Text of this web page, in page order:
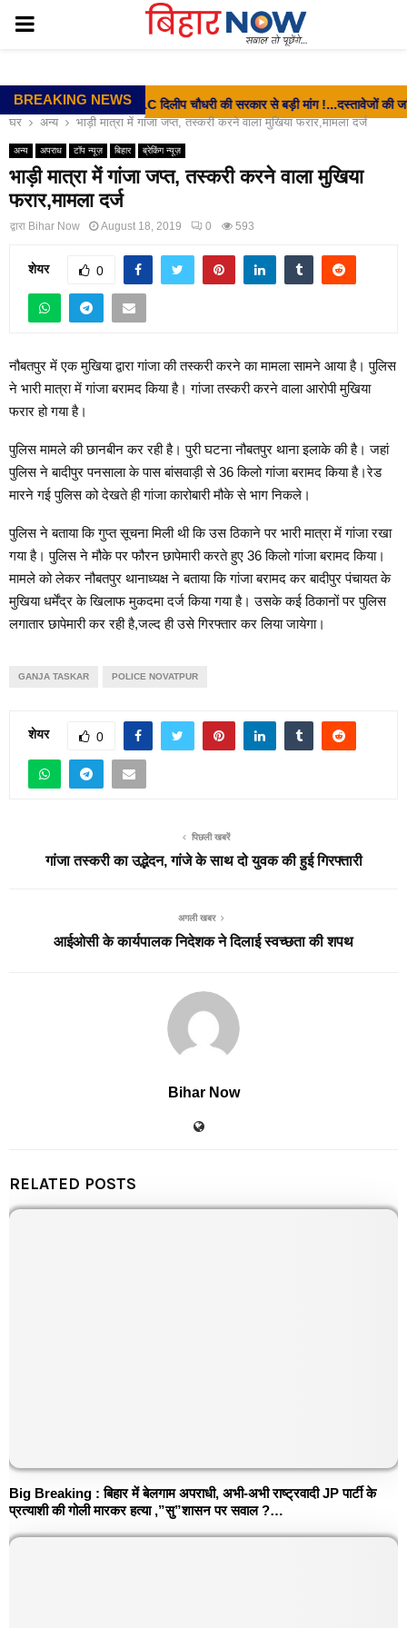
PRIMARY
BREAKING NEWS
⇝ EX- MLC दिलीप चौधरी की सरकार से बड़ी मांग !...दस्तावेजों की जांच
घर अन्य भाड़ी मात्रा में गांजा जप्त, तस्करी करने वाला मुखिया फरार,मामला दर्ज
अन्य अपराध टॉप न्यूज़ बिहार ब्रेकिंग न्यूज़
भाड़ी मात्रा में गांजा जप्त, तस्करी करने वाला मुखिया
फरार,मामला दर्ज
द्वारा Bihar Now August 18, 2019 0 593
शेयर 0
नौबतपुर में एक मुखिया द्वारा गांजा की तस्करी करने का मामला सामने आया है। पुलिस
ने भारी मात्रा में गांजा बरामद किया है। गांजा तस्करी करने वाला आरोपी मुखिया
फरार हो गया है।
पुलिस मामले की छानबीन कर रही है। पुरी घटना नौबतपुर थाना इलाके की है। जहां
पुलिस ने बादीपुर पनसाला के पास बांसवाड़ी से 36 किलो गांजा बरामद किया है।रेड
मारने गई पुलिस को देखते ही गांजा कारोबारी मौके से भाग निकले।
पुलिस ने बताया कि गुप्त सूचना मिली थी कि उस ठिकाने पर भारी मात्रा में गांजा रखा
गया है। पुलिस ने मौके पर फौरन छापेमारी करते हुए 36 किलो गांजा बरामद किया।
मामले को लेकर नौबतपुर थानाध्यक्ष ने बताया कि गांजा बरामद कर बादीपुर पंचायत के
मुखिया धर्मेंद्र के खिलाफ मुकदमा दर्ज किया गया है। उसके कई ठिकानों पर पुलिस
लगातार छापेमारी कर रही है,जल्द ही उसे गिरफ्तार कर लिया जायेगा।
GANJA TASKAR POLICE NOVATPUR
शेयर 0
पिछली खबरें
गांजा तस्करी का उद्भेदन, गांजे के साथ दो युवक की हुई गिरफ्तारी
अगली खबर
आईओसी के कार्यपालक निदेशक ने दिलाई स्वच्छता की शपथ
Bihar Now
RELATED POSTS
Big Breaking : बिहार में बेलगाम अपराधी, अभी-अभी राष्ट्रवादी JP पार्टी के
प्रत्याशी की गोली मारकर हत्या ,”सु”शासन पर सवाल ?…